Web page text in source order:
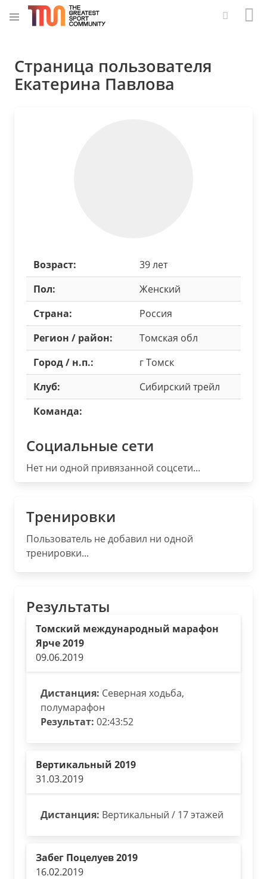
Страница пользователя
Екатерина Павлова
Возраст:
39 лет
Пол:
Женский
Страна:
Россия
Регион / район:
Томская обл
Город / н.п.:
г Томск
Клуб:
Сибирский трейл
Команда:
Социальные сети
Нет ни одной привязанной соцсети...
Тренировки
Пользователь не добавил ни одной
тренировки...
Результаты
Томский международный марафон
Ярче 2019
09.06.2019
Дистанция: Северная ходьба,
полумарафон
Результат: 02:43:52
Вертикальный 2019
31.03.2019
Дистанция: Вертикальный / 17 этажей
Забег Поцелуев 2019
16.02.2019